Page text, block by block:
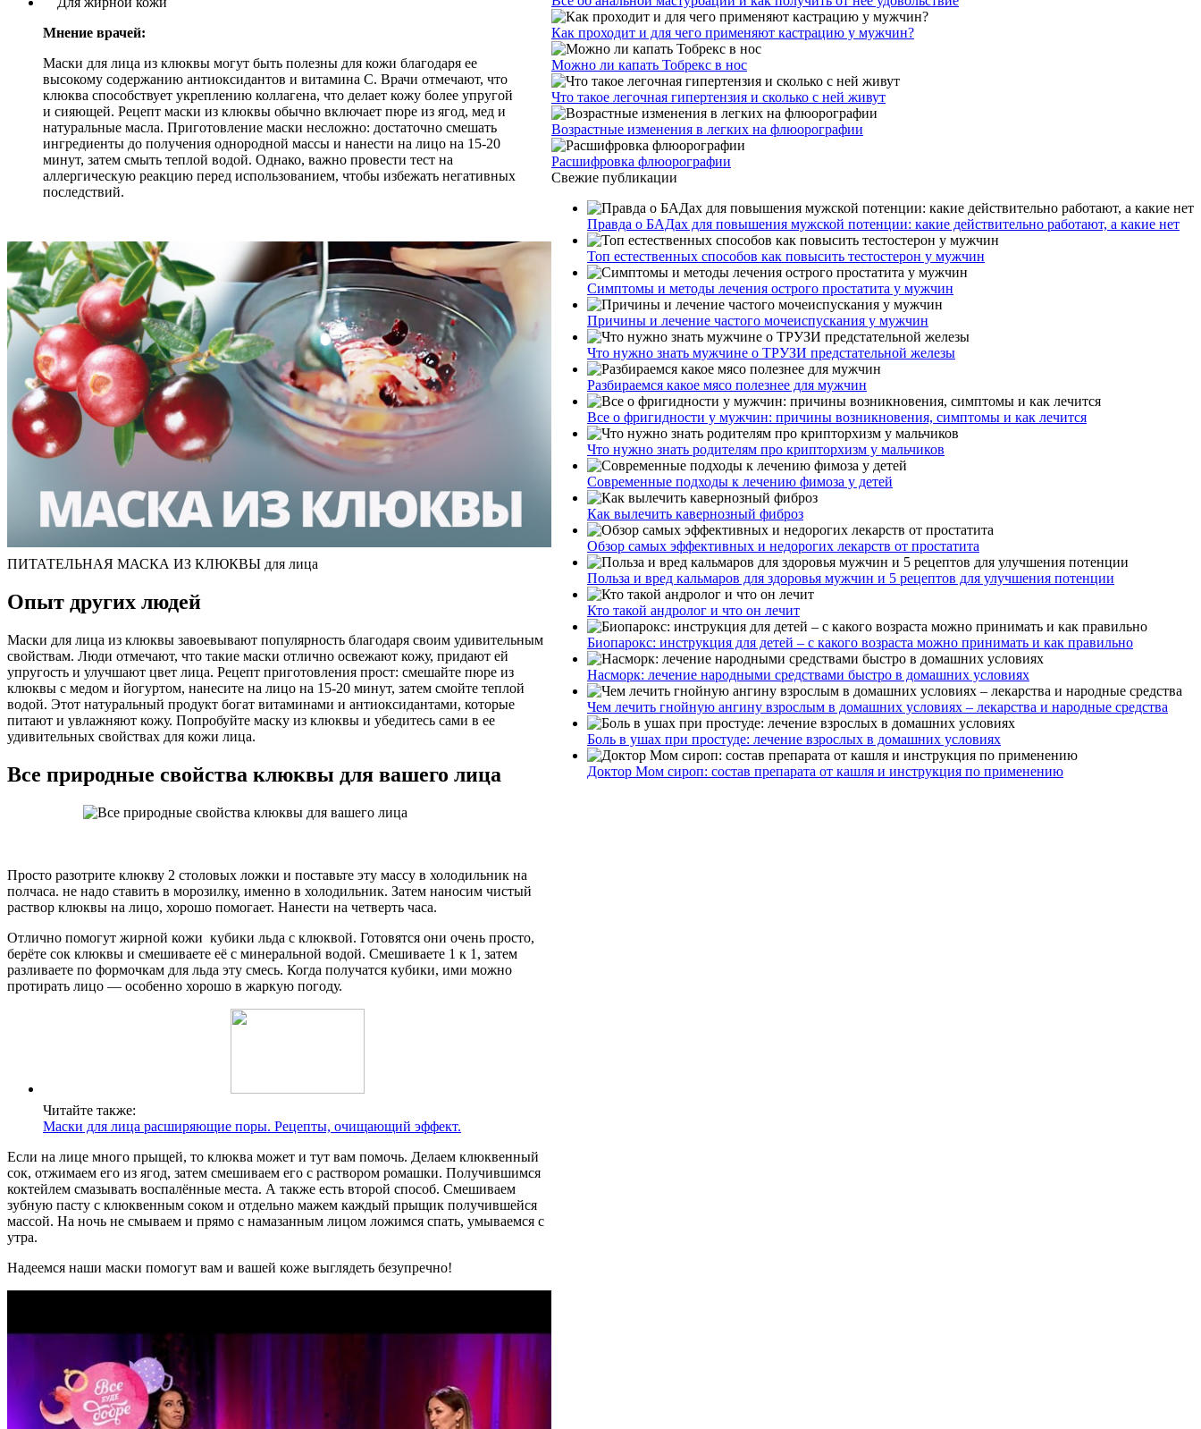
Мнение врачей:
Маски для лица из клюквы могут быть полезны для кожи благодаря ее
высокому содержанию антиоксидантов и витамина C. Врачи отмечают, что
клюква способствует укреплению коллагена, что делает кожу более упругой
и сияющей. Рецепт маски из клюквы обычно включает пюре из ягод, мед и
натуральные масла. Приготовление маски несложно: достаточно смешать
ингредиенты до получения однородной массы и нанести на лицо на 15-20
минут, затем смыть теплой водой. Однако, важно провести тест на
аллергическую реакцию перед использованием, чтобы избежать негативных
последствий.
ПИТАТЕЛЬНАЯ МАСКА ИЗ КЛЮКВЫ для лица
Опыт других людей
Маски для лица из клюквы завоевывают популярность благодаря своим удивительным
свойствам. Люди отмечают, что такие маски отлично освежают кожу, придают ей
упругость и улучшают цвет лица. Рецепт приготовления прост: смешайте пюре из
клюквы с медом и йогуртом, нанесите на лицо на 15-20 минут, затем смойте теплой
водой. Этот натуральный продукт богат витаминами и антиоксидантами, которые
питают и увлажняют кожу. Попробуйте маску из клюквы и убедитесь сами в ее
удивительных свойствах для кожи лица.
Все природные свойства клюквы для вашего лица
Просто разотрите клюкву 2 столовых ложки и поставьте эту массу в холодильник на
полчаса. не надо ставить в морозилку, именно в холодильник. Затем наносим чистый
раствор клюквы на лицо, хорошо помогает. Нанести на четверть часа.
Отлично помогут жирной кожи кубики льда с клюквой. Готовятся они очень просто,
берёте сок клюквы и смешиваете её с минеральной водой. Смешиваете 1 к 1, затем
разливаете по формочкам для льда эту смесь. Когда получатся кубики, ими можно
протирать лицо — особенно хорошо в жаркую погоду.
Читайте также:
Маски для лица расширяющие поры. Рецепты, очищающий эффект.
Если на лице много прыщей, то клюква может и тут вам помочь. Делаем клюквенный
сок, отжимаем его из ягод, затем смешиваем его с раствором ромашки. Получившимся
коктейлем смазывать воспалённые места. А также есть второй способ. Смешиваем
зубную пасту с клюквенным соком и отдельно мажем каждый прыщик получившейся
массой. На ночь не смываем и прямо с намазанным лицом ложимся спать, умываемся с
утра.
Надеемся наши маски помогут вам и вашей коже выглядеть безупречно!
Как проходит и для чего применяют кастрацию у мужчин?
Можно ли капать Тобрекс в нос
Что такое легочная гипертензия и сколько с ней живут
Возрастные изменения в легких на флюорографии
Расшифровка флюорографии
Свежие публикации
Правда о БАДах для повышения мужской потенции: какие действительно работают, а какие нет
Топ естественных способов как повысить тестостерон у мужчин
Симптомы и методы лечения острого простатита у мужчин
Причины и лечение частого мочеиспускания у мужчин
Что нужно знать мужчине о ТРУЗИ предстательной железы
Разбираемся какое мясо полезнее для мужчин
Все о фригидности у мужчин: причины возникновения, симптомы и как лечится
Что нужно знать родителям про крипторхизм у мальчиков
Современные подходы к лечению фимоза у детей
Как вылечить кавернозный фиброз
Обзор самых эффективных и недорогих лекарств от простатита
Польза и вред кальмаров для здоровья мужчин и 5 рецептов для улучшения потенции
Кто такой андролог и что он лечит
Биопарокс: инструкция для детей – с какого возраста можно принимать и как правильно
Насморк: лечение народными средствами быстро в домашних условиях
Чем лечить гнойную ангину взрослым в домашних условиях – лекарства и народные средства
Боль в ушах при простуде: лечение взрослых в домашних условиях
Доктор Мом сироп: состав препарата от кашля и инструкция по применению